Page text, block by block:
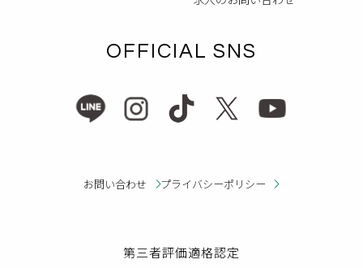
OFFICIAL SNS
お問い合わせ プライバシーポリシー
第三者評価適格認定